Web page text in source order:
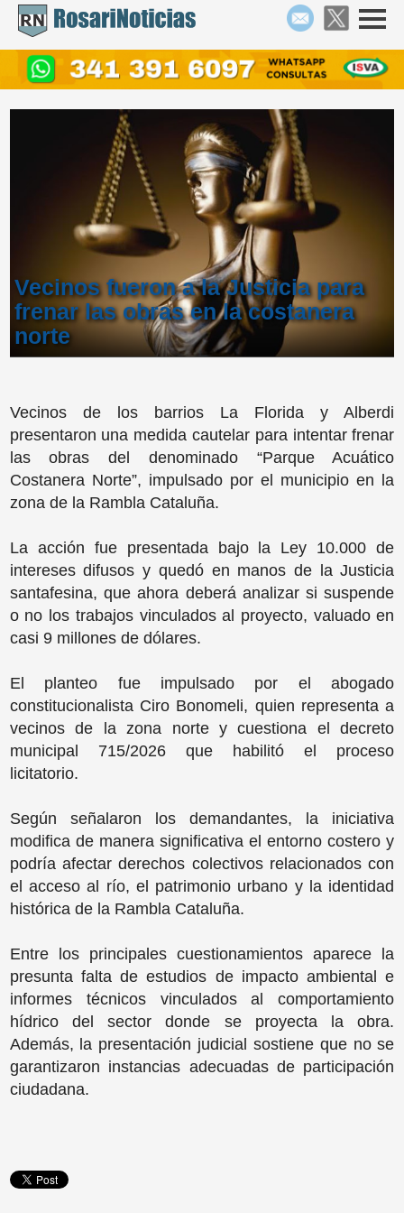
Vecinos fueron a la Justicia para
frenar las obras en la costanera
norte
Vecinos de los barrios La Florida y Alberdi
presentaron una medida cautelar para intentar frenar
las obras del denominado “Parque Acuático
Costanera Norte”, impulsado por el municipio en la
zona de la Rambla Cataluña.
La acción fue presentada bajo la Ley 10.000 de
intereses difusos y quedó en manos de la Justicia
santafesina, que ahora deberá analizar si suspende
o no los trabajos vinculados al proyecto, valuado en
casi 9 millones de dólares.
El planteo fue impulsado por el abogado
constitucionalista Ciro Bonomeli, quien representa a
vecinos de la zona norte y cuestiona el decreto
municipal 715/2026 que habilitó el proceso
licitatorio.
Según señalaron los demandantes, la iniciativa
modifica de manera significativa el entorno costero y
podría afectar derechos colectivos relacionados con
el acceso al río, el patrimonio urbano y la identidad
histórica de la Rambla Cataluña.
Entre los principales cuestionamientos aparece la
presunta falta de estudios de impacto ambiental e
informes técnicos vinculados al comportamiento
hídrico del sector donde se proyecta la obra.
Además, la presentación judicial sostiene que no se
garantizaron instancias adecuadas de participación
ciudadana.